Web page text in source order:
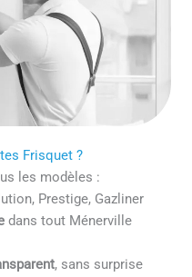
Frisquet ?
les modèles :
Prestige, Gazliner
dans tout Ménerville
, sans surprise